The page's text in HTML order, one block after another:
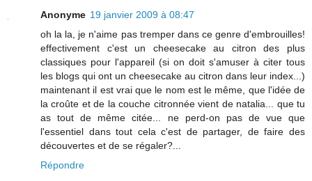
Anonyme 19 janvier 2009 à 08:47
oh la la, je n'aime pas tremper dans ce genre d'embrouilles!
effectivement c'est un cheesecake au citron des plus
classiques pour l'appareil (si on doit s'amuser à citer tous
les blogs qui ont un cheesecake au citron dans leur index...)
maintenant il est vrai que le nom est le même, que l'idée de
la croûte et de la couche citronnée vient de natalia... que tu
as tout de même citée... ne perd-on pas de vue que
l'essentiel dans tout cela c'est de partager, de faire des
découvertes et de se régaler?...
Répondre